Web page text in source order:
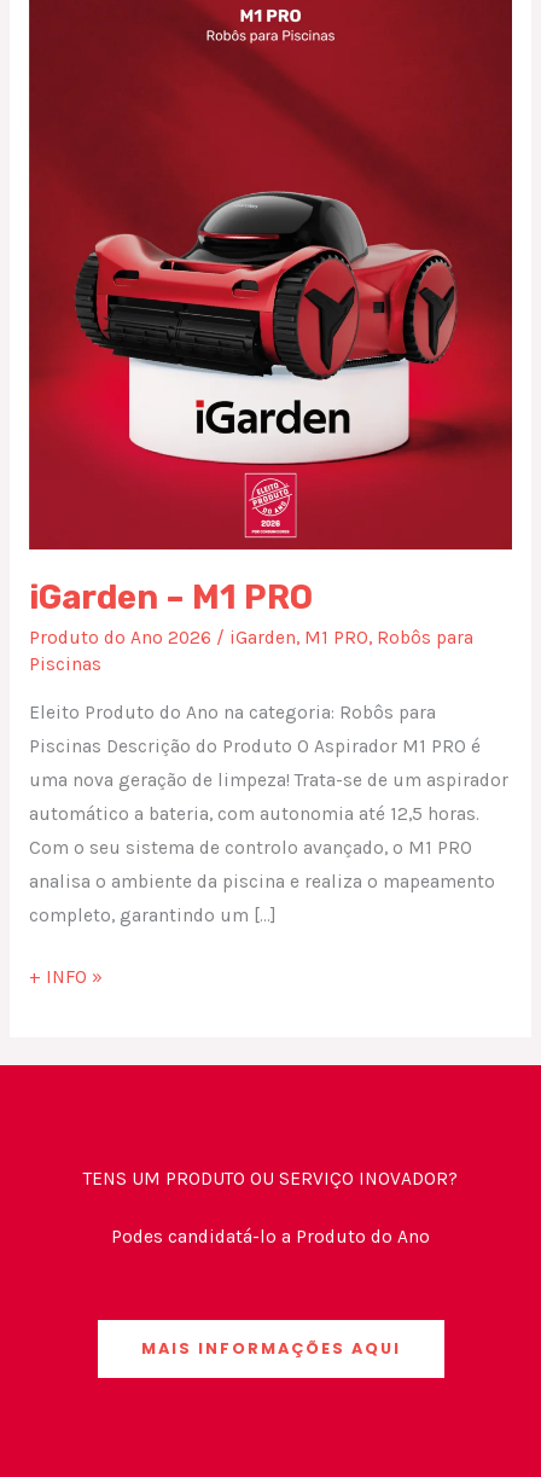
iGarden – M1 PRO
Produto do Ano 2026 / iGarden, M1 PRO, Robôs para
Piscinas
Eleito Produto do Ano na categoria: Robôs para
Piscinas Descrição do Produto O Aspirador M1 PRO é
uma nova geração de limpeza! Trata-se de um aspirador
automático a bateria, com autonomia até 12,5 horas.
Com o seu sistema de controlo avançado, o M1 PRO
analisa o ambiente da piscina e realiza o mapeamento
completo, garantindo um […]
+ INFO »
TENS UM PRODUTO OU SERVIÇO INOVADOR?
Podes candidatá-lo a Produto do Ano
MAIS INFORMAÇÕES AQUI